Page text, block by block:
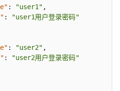
: "user1" ,
:
"user1用户登录密码"
: "user2" ,
:
"user2用户登录密码"